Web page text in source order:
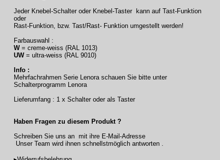
Jeder Knebel-Schalter oder Knebel-Taster kann auf Tast-Funktion
oder
Rast-Funktion, bzw. Tast/Rast- Funktion umgestellt werden!
Farbauswahl :
W= creme-weiss (RAL 1013)
UW= ultra-weiss (RAL 9010)
Info :
Mehrfachrahmen Serie Lenora schauen Sie bitte unter
Schalterprogramm Lenora
Lieferumfang : 1 x Schalter oder als Taster
Haben Fragen zu diesem Produkt ?
Schreiben Sie uns an mit ihre E-Mail-Adresse
Unser Team wird ihnen schnellstmöglich antworten .